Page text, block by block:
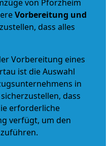
von Pforzheim
Vorbereitung und
dass alles
Vorbereitung eines
ist die Auswahl
in
dass
erforderliche
verfügt, um den